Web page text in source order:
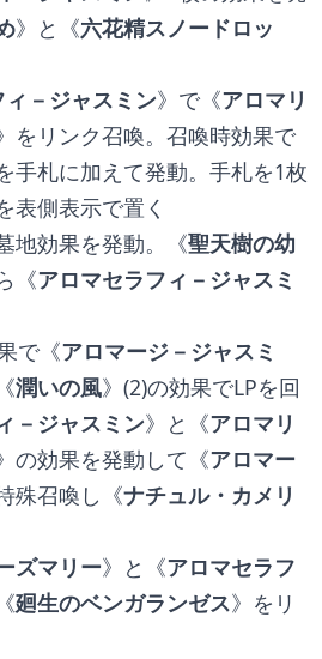
》と《六花精スノードロッ
－ジャスミン》で《アロマリ
をリンク召喚。召喚時効果で
手札に加えて発動。手札を1枚
表側表示で置く
地効果を発動。《聖天樹の幼
《アロマセラフィ－ジャスミ
で《アロマージ－ジャスミ
潤いの風》(2)の効果でLPを回
－ジャスミン》と《アロマリ
の効果を発動して《アロマー
殊召喚し《ナチュル・カメリ
ズマリー》と《アロマセラフ
廻生のベンガランゼス》をリ